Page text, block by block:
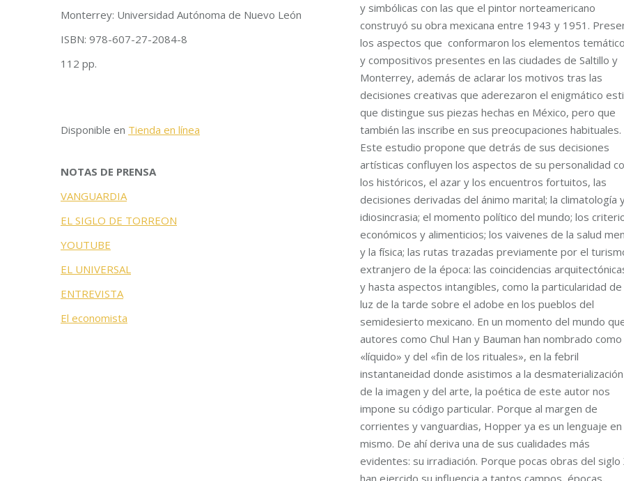
Monterrey: Universidad Autónoma de Nuevo León
ISBN: 978-607-27-2084-8
112 pp.
Disponible en Tienda en línea
NOTAS DE PRENSA
VANGUARDIA
EL SIGLO DE TORREON
YOUTUBE
EL UNIVERSAL
ENTREVISTA
El economista
y simbólicas con las que el pintor norteamericano
construyó su obra mexicana entre 1943 y 1951.
los aspectos que conformaron los elementos
y compositivos presentes en las ciudades de Saltillo y
Monterrey, además de aclarar los motivos tras las
decisiones creativas que aderezaron el enigmático
que distingue sus piezas hechas en México, pero que
también las inscribe en sus preocupaciones habituales.
Este estudio propone que detrás de sus decisiones
artísticas confluyen los aspectos de su personalidad
los históricos, el azar y los encuentros fortuitos, las
decisiones derivadas del ánimo marital; la climatología
idiosincrasia; el momento político del mundo; los
económicos y alimenticios; los vaivenes de la salud
y la física; las rutas trazadas previamente por el
extranjero de la época: las coincidencias
y hasta aspectos intangibles, como la particularidad de
luz de la tarde sobre el adobe en los pueblos del
semidesierto mexicano. En un momento del mundo
autores como Chul Han y Bauman han nombrado como
«líquido» y del «fin de los rituales», en la febril
instantaneidad donde asistimos a la desmaterialización
de la imagen y del arte, la poética de este autor nos
impone su código particular. Porque al margen de
corrientes y vanguardias, Hopper ya es un lenguaje en
mismo. De ahí deriva una de sus cualidades más
evidentes: su irradiación. Porque pocas obras del siglo
han ejercido su influencia a tantos campos, épocas,